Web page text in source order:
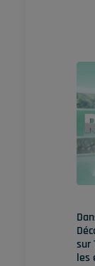
sur
les